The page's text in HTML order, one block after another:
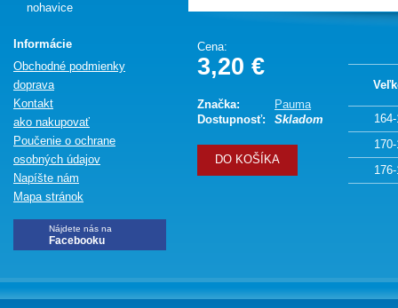
nohavice
Informácie
Obchodné podmienky
doprava
Kontakt
ako nakupovať
Poučenie o ochrane
osobných údajov
Napíšte nám
Mapa stránok
Nájdete nás na
Facebooku
Cena:
3,20 €
Značka:
Pauma
Dostupnosť:
Skladom
DO KOŠÍKA